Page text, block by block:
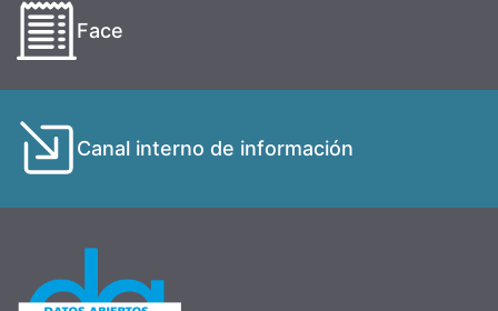
Face
Canal interno de información